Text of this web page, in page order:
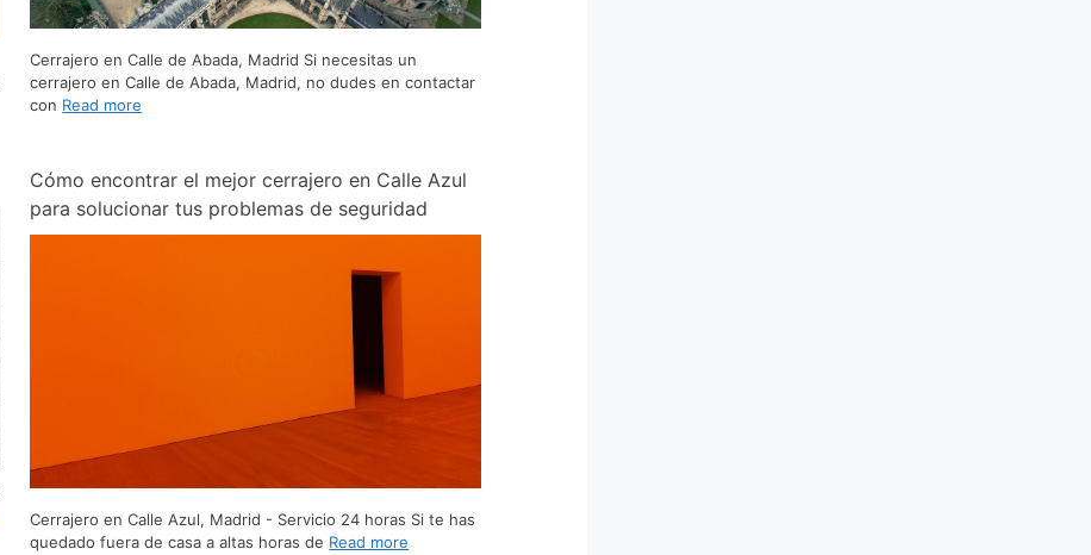
Cerrajero en Calle de Abada, Madrid Si necesitas un
cerrajero en Calle de Abada, Madrid, no dudes en contactar
con Read more
Cómo encontrar el mejor cerrajero en Calle Azul
para solucionar tus problemas de seguridad
Cerrajero en Calle Azul, Madrid - Servicio 24 horas Si te has
quedado fuera de casa a altas horas de Read more